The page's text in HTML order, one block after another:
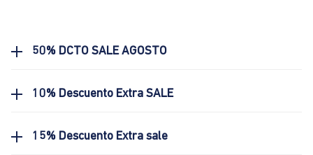
50% DCTO SALE AGOSTO
10% Descuento Extra SALE
15% Descuento Extra sale